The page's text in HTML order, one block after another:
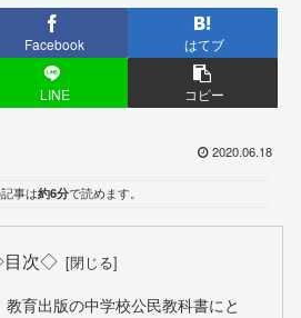
Facebook はてブ
LINE コピー
2020.06.18
事は約6分で読めます。
次◇
教育出版の中学校公民教科書にと